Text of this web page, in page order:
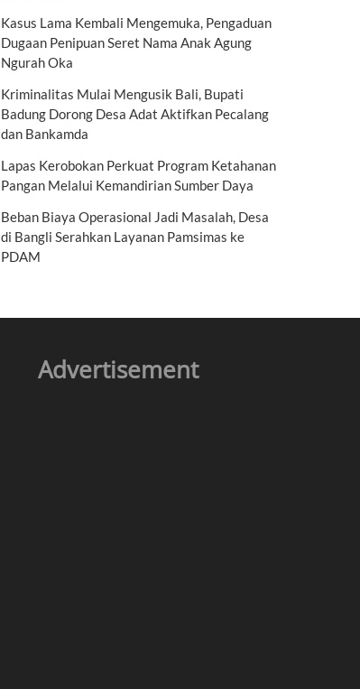
Kasus Lama Kembali Mengemuka, Pengaduan
Dugaan Penipuan Seret Nama Anak Agung
Ngurah Oka
Kriminalitas Mulai Mengusik Bali, Bupati
Badung Dorong Desa Adat Aktifkan Pecalang
dan Bankamda
Lapas Kerobokan Perkuat Program Ketahanan
Pangan Melalui Kemandirian Sumber Daya
Beban Biaya Operasional Jadi Masalah, Desa
di Bangli Serahkan Layanan Pamsimas ke
PDAM
Advertisement